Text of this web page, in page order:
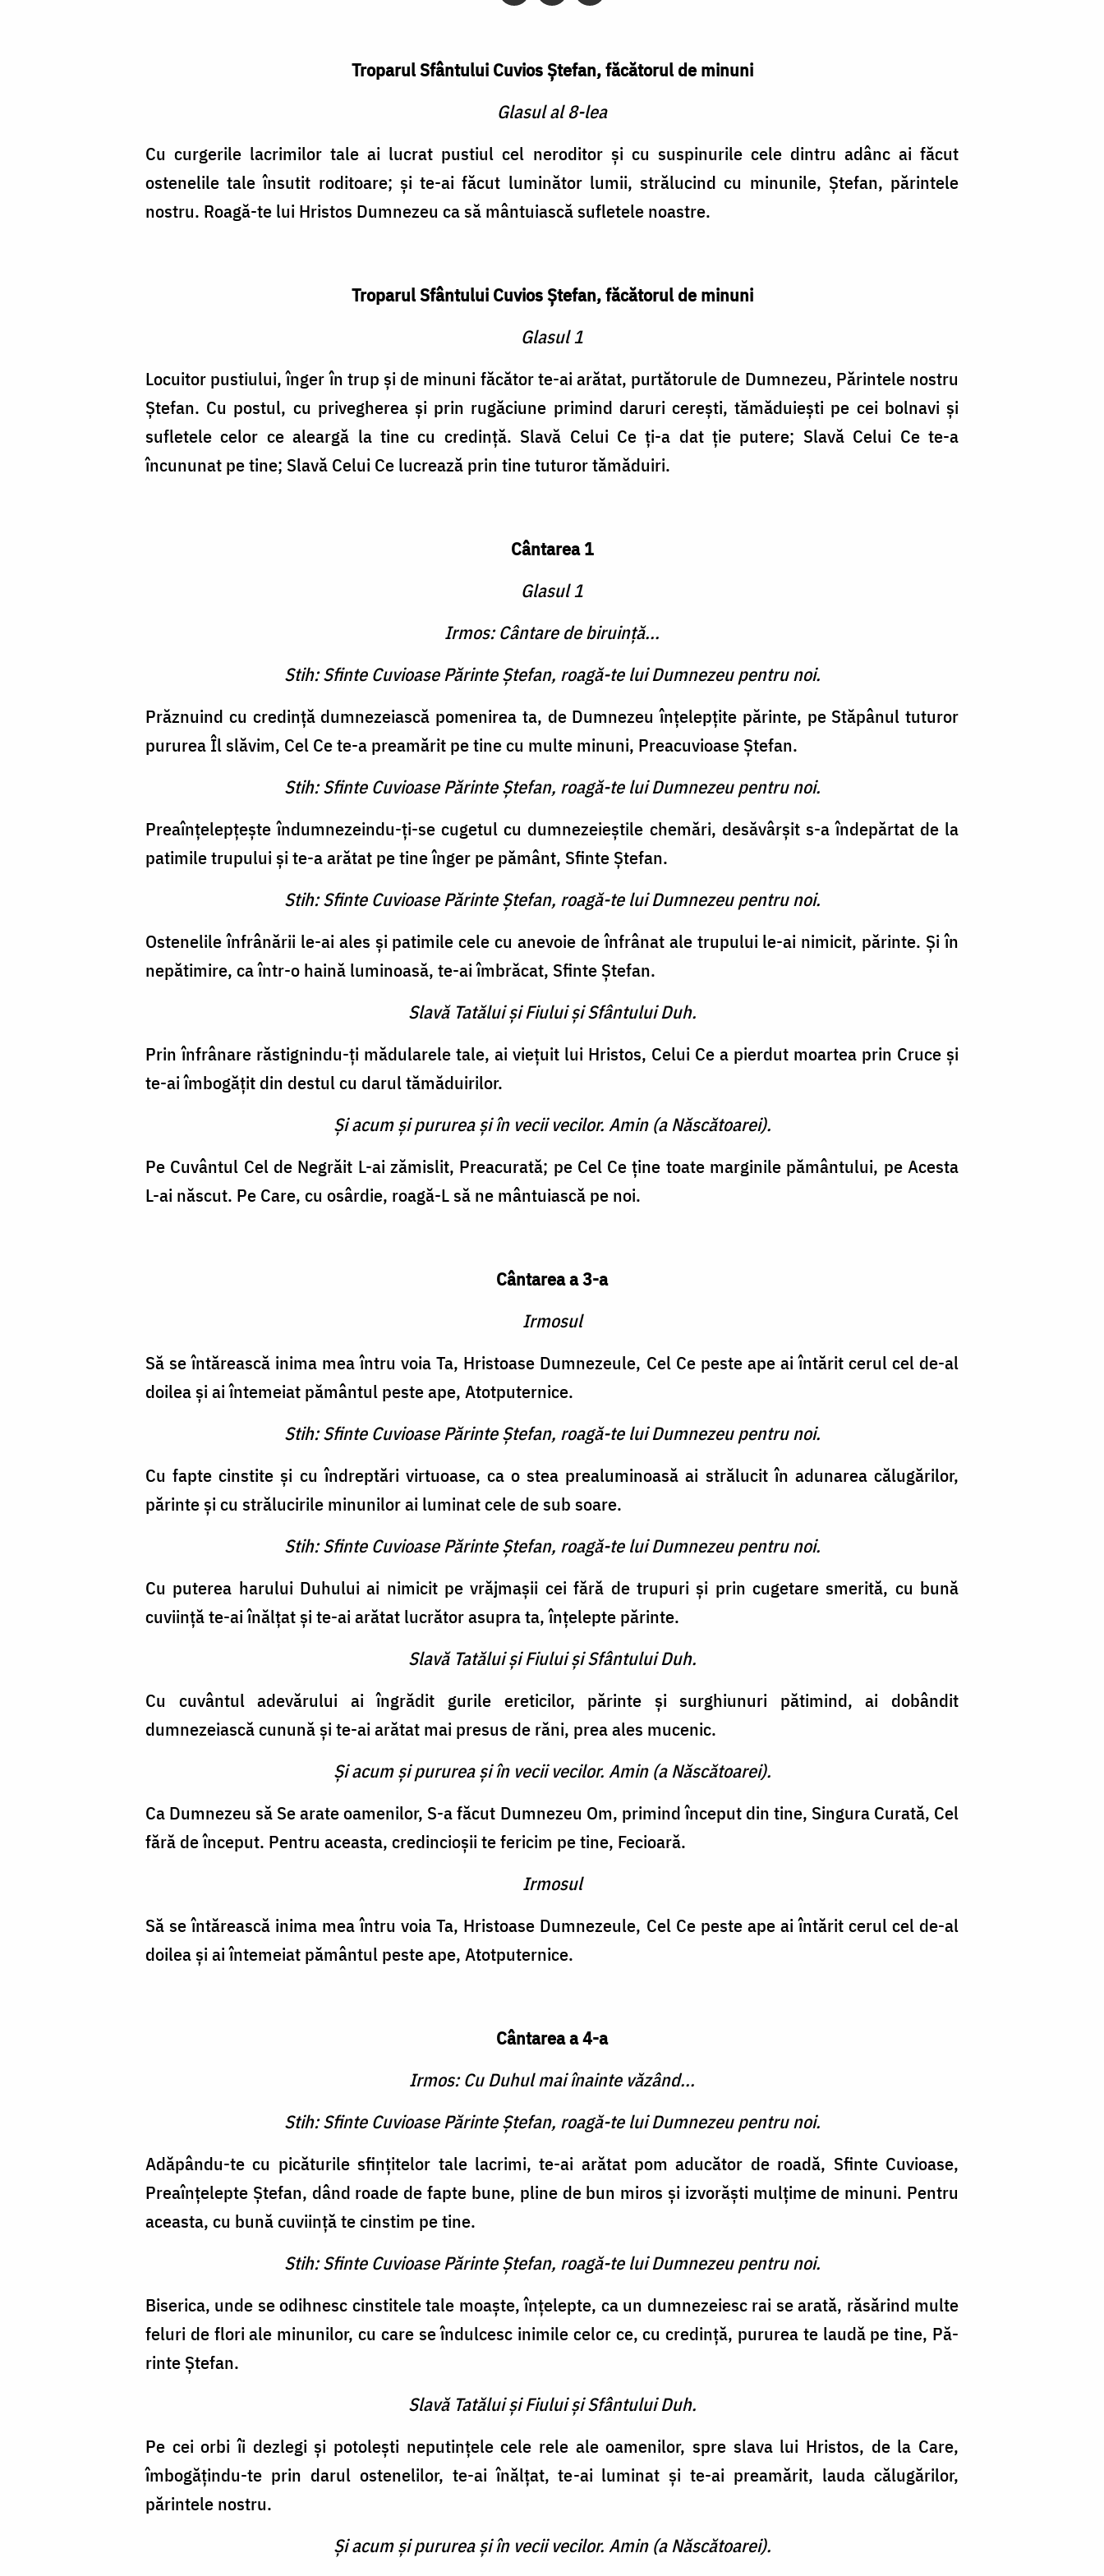
Troparul Sfântului Cuvios Ştefan, făcătorul de minuni
Glasul al 8-lea
Cu curgerile lacrimilor tale ai lucrat pustiul cel neroditor şi cu suspinurile cele dintru adânc ai făcut
ostenelile tale însutit roditoare; şi te-ai făcut luminător lumii, strălucind cu minunile, Ştefan, părintele
nostru. Roagă-te lui Hristos Dumnezeu ca să mântuiască sufletele noastre.
Troparul Sfântului Cuvios Ştefan, făcătorul de minuni
Glasul 1
Locuitor pustiului, înger în trup şi de minuni făcător te-ai arătat, purtătorule de Dumnezeu, Părintele nostru
Ştefan. Cu postul, cu privegherea şi prin rugăciune primind daruri cereşti, tămăduieşti pe cei bolnavi şi
sufletele celor ce aleargă la tine cu credinţă. Slavă Celui Ce ţi-a dat ţie putere; Slavă Celui Ce te-a
încununat pe tine; Slavă Celui Ce lucrează prin tine tuturor tămăduiri.
Cântarea 1
Glasul 1
Irmos: Cântare de biruinţă...
Stih: Sfinte Cuvioase Părinte Ştefan, roagă-te lui Dumnezeu pentru noi.
Prăznuind cu credinţă dumnezeiască pomenirea ta, de Dumnezeu înţelepţite părinte, pe Stăpânul tuturor
pururea Îl slăvim, Cel Ce te-a preamărit pe tine cu multe mi­nuni, Preacuvioase Ştefan.
Stih: Sfinte Cuvioase Părinte Ştefan, roagă-te lui Dumnezeu pentru noi.
Preaînţelepţeşte îndumnezeindu-ţi-se cugetul cu dumnezeieştile chemări, desăvârşit s-a îndepărtat de la
patimile tru­pului şi te-a arătat pe tine înger pe pământ, Sfinte Ştefan.
Stih: Sfinte Cuvioase Părinte Ştefan, roagă-te lui Dumnezeu pentru noi.
Ostenelile înfrânării le-ai ales şi patimile cele cu anevoie de înfrânat ale trupului le-ai ni­micit, părinte. Şi în
nepătimire, ca într-o haină luminoasă, te-ai îmbrăcat, Sfinte Ştefan.
Slavă Tatălui şi Fiului şi Sfântului Duh.
Prin înfrânare răstignindu-ţi mădularele tale, ai vieţuit lui Hristos, Celui Ce a pierdut moartea prin Cruce şi
te-ai îm­bogăţit din destul cu darul tămăduirilor.
Şi acum şi pururea şi în vecii vecilor. Amin (a Născătoarei).
Pe Cuvântul Cel de Negrăit L-ai zămislit, Preacurată; pe Cel Ce ţine toate marginile pă­mântului, pe Acesta
L-ai născut. Pe Care, cu osârdie, roagă-L să ne mântuiască pe noi.
Cântarea a 3-a
Irmosul
Să se întărească inima mea întru voia Ta, Hristoase Dumnezeule, Cel Ce peste ape ai întărit cerul cel de-al
doilea şi ai întemeiat pământul peste ape, Atotputernice.
Stih: Sfinte Cuvioase Părinte Ştefan, roagă-te lui Dumnezeu pentru noi.
Cu fapte cinstite şi cu în­dreptări virtuoase, ca o stea prealuminoasă ai strălucit în adunarea călugărilor,
părinte şi cu strălucirile minunilor ai luminat cele de sub soare.
Stih: Sfinte Cuvioase Părinte Ştefan, roagă-te lui Dumnezeu pentru noi.
Cu puterea harului Duhului ai nimicit pe vrăjmaşii cei fără de trupuri şi prin cugetare smerită, cu bună
cuviinţă te-ai înălţat şi te-ai arătat lucrător asupra ta, înţelepte părinte.
Slavă Tatălui şi Fiului şi Sfântului Duh.
Cu cuvântul adevărului ai îngrădit gurile ereticilor, părin­te şi surghiunuri pătimind, ai dobândit
dumnezeiască cunu­nă şi te-ai arătat mai presus de răni, prea ales mucenic.
Şi acum şi pururea şi în vecii vecilor. Amin (a Născătoarei).
Ca Dumnezeu să Se arate oamenilor, S-a făcut Dumnezeu Om, primind început din tine, Singura Curată, Cel
fără de început. Pentru aceasta, credincioşii te fericim pe tine, Fecioară.
Irmosul
Să se întărească inima mea întru voia Ta, Hristoase Dumnezeule, Cel Ce peste ape ai întărit cerul cel de-al
doilea şi ai întemeiat pământul peste ape, Atotputernice.
Cântarea a 4-a
Irmos: Cu Duhul mai înainte văzând...
Stih: Sfinte Cuvioase Părinte Ştefan, roagă-te lui Dumnezeu pentru noi.
Adăpându-te cu picăturile sfinţitelor tale lacrimi, te-ai arătat pom aducător de roadă, Sfinte Cuvioase,
Preaînţelepte Ştefan, dând roade de fapte bune, pline de bun miros şi izvorăşti mulţime de minuni. Pentru
aceasta, cu bună cuviinţă te cinstim pe tine.
Stih: Sfinte Cuvioase Părinte Ştefan, roagă-te lui Dumnezeu pentru noi.
Biserica, unde se odihnesc cinstitele tale moaşte, înţelepte, ca un dumnezeiesc rai se arată, răsărind multe
feluri de flori ale minunilor, cu care se îndul­cesc inimile celor ce, cu credin­ţă, pururea te laudă pe tine, Pă­
rinte Ştefan.
Slavă Tatălui şi Fiului şi Sfântului Duh.
Pe cei orbi îi dezlegi şi poto­leşti neputinţele cele rele ale oa­menilor, spre slava lui Hristos, de la Care,
îmbogăţindu-te prin darul ostenelilor, te-ai înălţat, te-ai luminat şi te-ai preamărit, lauda călugărilor,
părintele nostru.
Şi acum şi pururea şi în vecii vecilor. Amin (a Născătoarei).